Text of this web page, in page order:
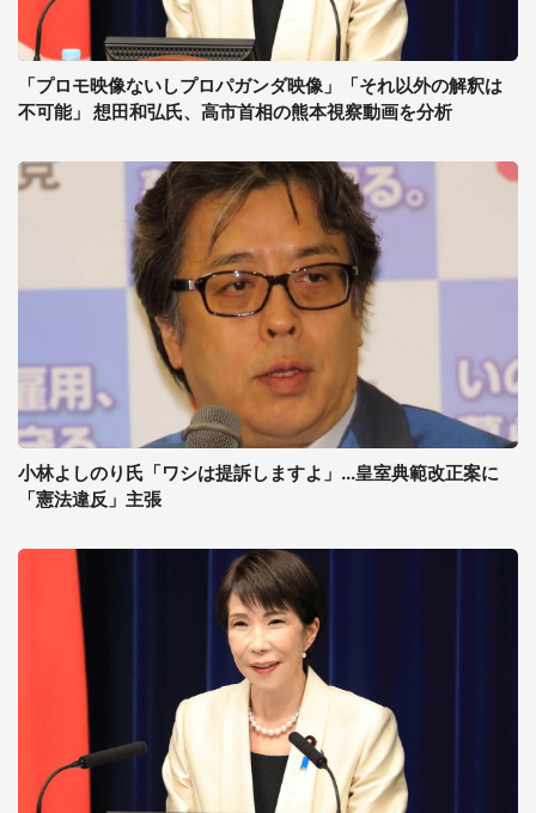
「プロモ映像ないしプロパガンダ映像」「それ以外の解釈は
不可能」 想田和弘氏、高市首相の熊本視察動画を分析
小林よしのり氏「ワシは提訴しますよ」...皇室典範改正案に
「憲法違反」主張